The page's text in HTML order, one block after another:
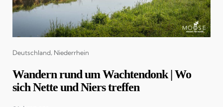
Categories
Deutschland Niederrhein
Wandern rund um Wachtendonk | Wo
sich Nette und Niers treffen